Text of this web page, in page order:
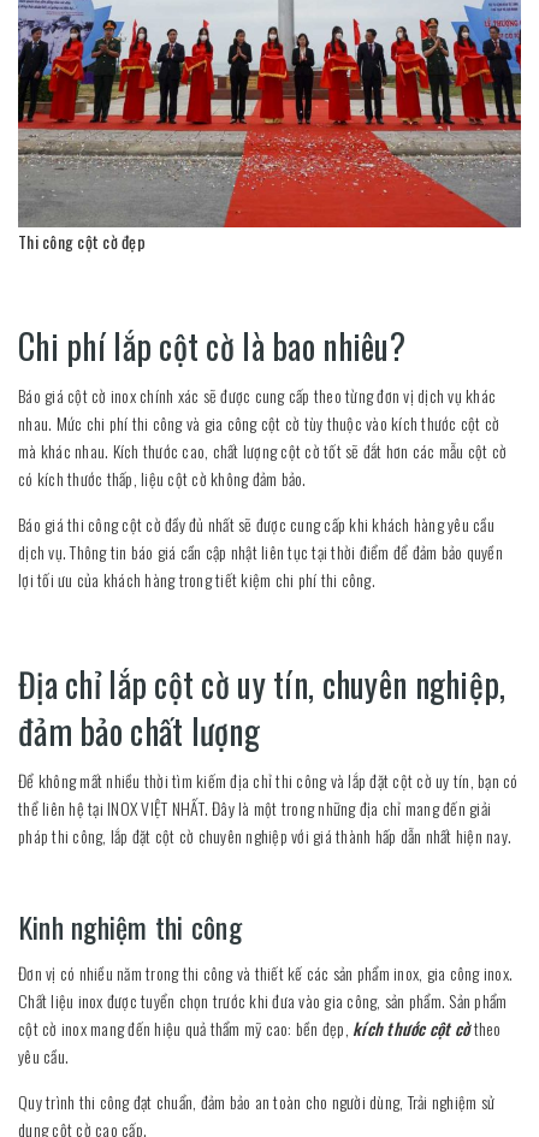
Thi công cột cờ đẹp
Chi phí lắp cột cờ là bao nhiêu?
Báo giá cột cờ inox chính xác sẽ được cung cấp theo từng đơn vị dịch vụ khác
nhau. Mức chi phí thi công và gia công cột cờ tùy thuộc vào kích thước cột cờ
mà khác nhau. Kích thước cao, chất lượng cột cờ tốt sẽ đắt hơn các mẫu cột cờ
có kích thước thấp, liệu cột cờ không đảm bảo.
Báo giá thi công cột cờ đầy đủ nhất sẽ được cung cấp khi khách hàng yêu cầu
dịch vụ. Thông tin báo giá cần cập nhật liên tục tại thời điểm để đảm bảo quyền
lợi tối ưu của khách hàng trong tiết kiệm chi phí thi công.
Địa chỉ lắp cột cờ uy tín, chuyên nghiệp,
đảm bảo chất lượng
Để không mất nhiều thời tìm kiếm địa chỉ thi công và lắp đặt cột cờ uy tín, bạn có
thể liên hệ tại INOX VIỆT NHẤT. Đây là một trong những địa chỉ mang đến giải
pháp thi công, lắp đặt cột cờ chuyên nghiệp với giá thành hấp dẫn nhất hiện nay.
Kinh nghiệm thi công
Đơn vị có nhiều năm trong thi công và thiết kế các sản phẩm inox, gia công inox.
Chất liệu inox được tuyển chọn trước khi đưa vào gia công, sản phẩm. Sản phẩm
cột cờ inox mang đến hiệu quả thẩm mỹ cao: bền đẹp,kích thước cột cờtheo
yêu cầu.
Quy trình thi công đạt chuẩn, đảm bảo an toàn cho người dùng, Trải nghiệm sử
dụng cột cờ cao cấp.